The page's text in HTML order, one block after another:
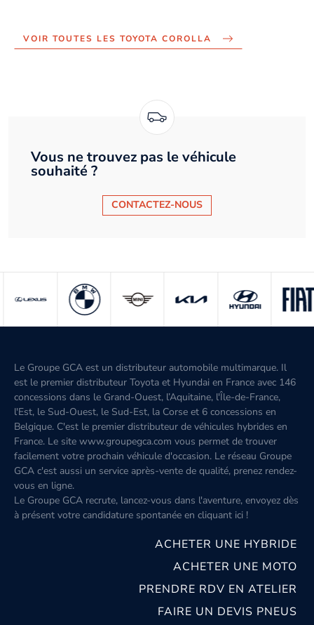
VOIR TOUTES LES TOYOTA COROLLA
Vous ne trouvez pas le véhicule
souhaité ?
CONTACTEZ-NOUS
Le Groupe GCA est un distributeur automobile multimarque. Il
est le premier distributeur Toyota et Hyundai en France avec 146
concessions dans le Grand-Ouest, l’Aquitaine, l'Île-de-France,
l'Est, le Sud-Ouest, le Sud-Est, la Corse et 6 concessions en
Belgique. C'est le premier distributeur de véhicules hybrides en
France. Le site www.groupegca.com vous permet de trouver
facilement votre prochain véhicule d'occasion. Le réseau Groupe
GCA c'est aussi un service après-vente de qualité, prenez rendez-
vous en ligne.
Le Groupe GCA recrute, lancez-vous dans l'aventure, envoyez dès
à présent votre candidature spontanée en cliquant ici !
ACHETER UNE HYBRIDE
ACHETER UNE MOTO
PRENDRE RDV EN ATELIER
FAIRE UN DEVIS PNEUS